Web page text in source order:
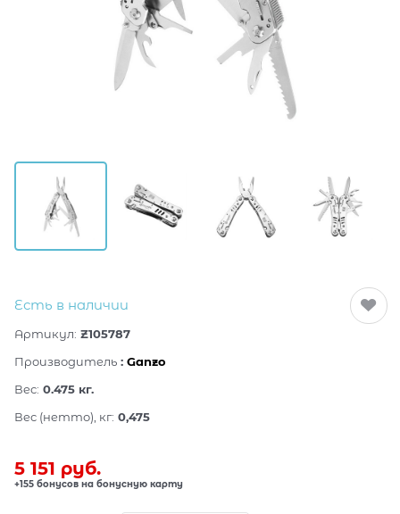
Есть в наличии
Артикул: Z105787
Производитель : Ganzo
Вес: 0.475 кг.
Вес (нетто), кг: 0,475
5 151 руб.
+155 бонусов на бонусную карту